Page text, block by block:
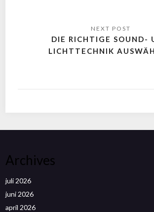
DIE RICHTIGE SOUND-
LICHTTECHNIK
Archives
juli 2026
juni 2026
april 2026